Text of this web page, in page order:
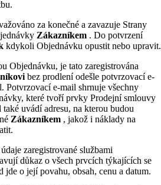
za konečné a zavazuje Strany
Zákazníkem . Do potvrzení
kdykoli Objednávku opustit nebo upravit.
Objednávku, je tato zaregistrována
bez prodlení odešle potvrzovací e-
Potvrzovací e-mail shrnuje všechny
které tvoří prvky Prodejní smlouvy
uvádí adresu, na kterou budou
Zákazníkem , jakož i náklady na
zaregistrované službami
důkaz o všech prvcích týkajících se
jde o její povahu, obsah, cenu a datum.